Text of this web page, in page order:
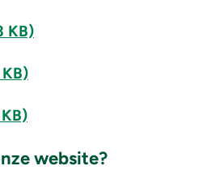
KB)
website?